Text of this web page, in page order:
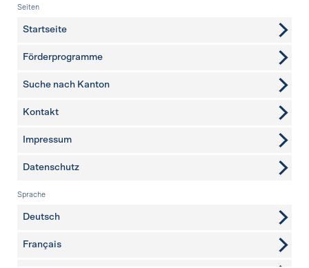
Fusszeile
Seiten
Startseite
Förderprogramme
Suche nach Kanton
weitere Seiten
Kontakt
Impressum
Datenschutz
Sprache
Deutsch
Français